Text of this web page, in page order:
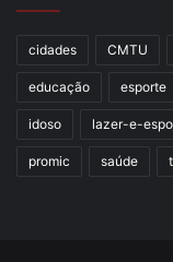
cidades CMTU
educação esporte
idoso lazer-e-
promic saúde